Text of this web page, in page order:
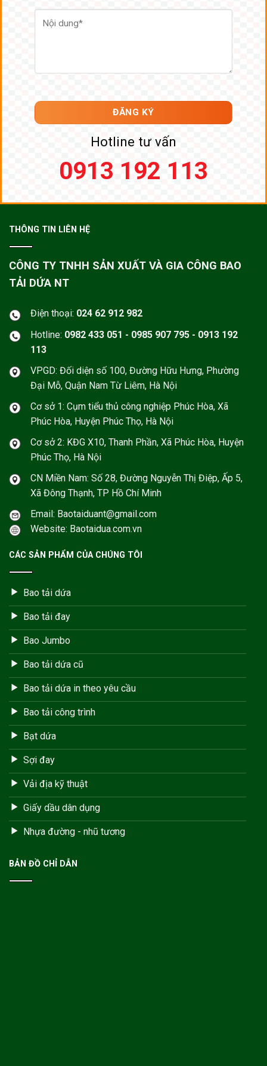
Hotline tư vấn
0913 192 113
THÔNG TIN LIÊN HỆ
CÔNG TY TNHH SẢN XUẤT VÀ GIA CÔNG BAO
TẢI DỨA NT
Điện thoại: 024 62 912 982
Hotline: 0982 433 051 - 0985 907 795 - 0913 192
113
VPGD: Đối diện số 100, Đường Hữu Hưng, Phường
Đại Mỗ, Quận Nam Từ Liêm, Hà Nội
Cơ sở 1: Cụm tiểu thủ công nghiệp Phúc Hòa, Xã
Phúc Hòa, Huyện Phúc Thọ, Hà Nội
Cơ sở 2: KĐG X10, Thanh Phần, Xã Phúc Hòa, Huyện
Phúc Thọ, Hà Nội
CN Miền Nam: Số 28, Đường Nguyễn Thị Điệp, Ấp 5,
Xã Đông Thạnh, TP Hồ Chí Minh
Email: Baotaiduant@gmail.com
Website: Baotaidua.com.vn
CÁC SẢN PHẨM CỦA CHÚNG TÔI
Bao tải dứa
Bao tải đay
Bao Jumbo
Bao tải dứa cũ
Bao tải dứa in theo yêu cầu
Bao tải công trình
Bạt dứa
Sợi đay
Vải địa kỹ thuật
Giấy dầu dân dụng
Nhựa đường - nhũ tương
BẢN ĐỒ CHỈ DẪN